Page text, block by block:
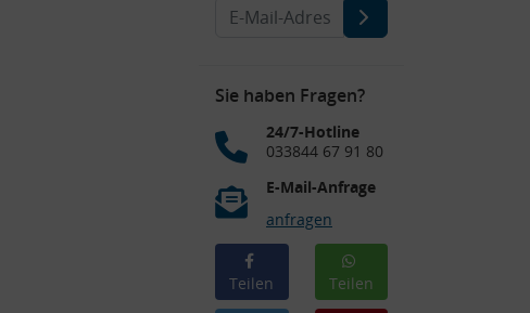
Sie haben Fragen?
24/7-Hotline
033844 67 91 80
E-Mail-Anfrage
anfragen
Teilen Teilen